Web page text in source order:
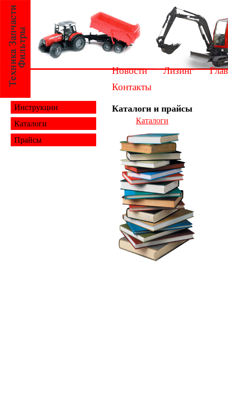
Новости Лизинг
Контакты
Каталоги и прайсы
Каталоги
Инструкции
Каталоги
Прайсы